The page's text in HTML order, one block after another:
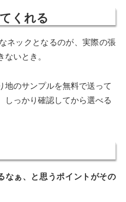
くれる
ネックとなるのが、実際の張
ないとき。
地のサンプルを無料で送って
しっかり確認してから選べる
なぁ、と思うポイントがその